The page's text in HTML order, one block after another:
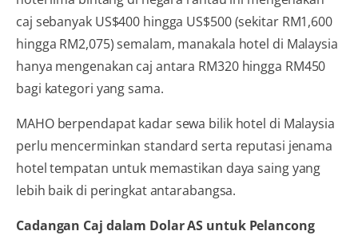
caj sebanyak US$400 hingga US$500 (sekitar RM1,600
hingga RM2,075) semalam, manakala hotel di Malaysia
hanya mengenakan caj antara RM320 hingga RM450
bagi kategori yang sama.
MAHO berpendapat kadar sewa bilik hotel di Malaysia
perlu mencerminkan standard serta reputasi jenama
hotel tempatan untuk memastikan daya saing yang
lebih baik di peringkat antarabangsa.
Cadangan Caj dalam Dolar AS untuk Pelancong